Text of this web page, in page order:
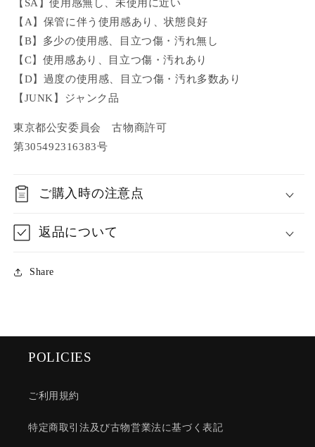
【SA】使用感無し、未使用に近い
【A】保管に伴う使用感あり、状態良好
【B】多少の使用感、目立つ傷・汚れ無し
【C】使用感あり、目立つ傷・汚れあり
【D】過度の使用感、目立つ傷・汚れ多数あり
【JUNK】ジャンク品
東京都公安委員会 古物商許可
第305492316383号
ご購入時の注意点
返品について
Share
POLICIES
ご利用規約
特定商取引法及び古物営業法に基づく表記